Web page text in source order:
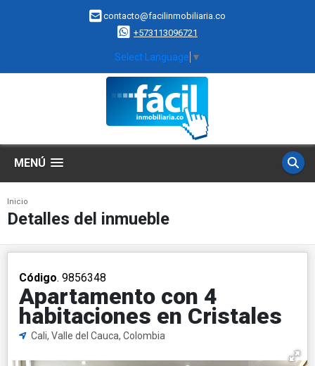
contacto@facilinmobiliaria.co
+573113096721
Select Language ▼
MENÚ
Inicio
Detalles del inmueble
Código. 9856348
Apartamento con 4
habitaciones en Cristales
Cali, Valle del Cauca, Colombia